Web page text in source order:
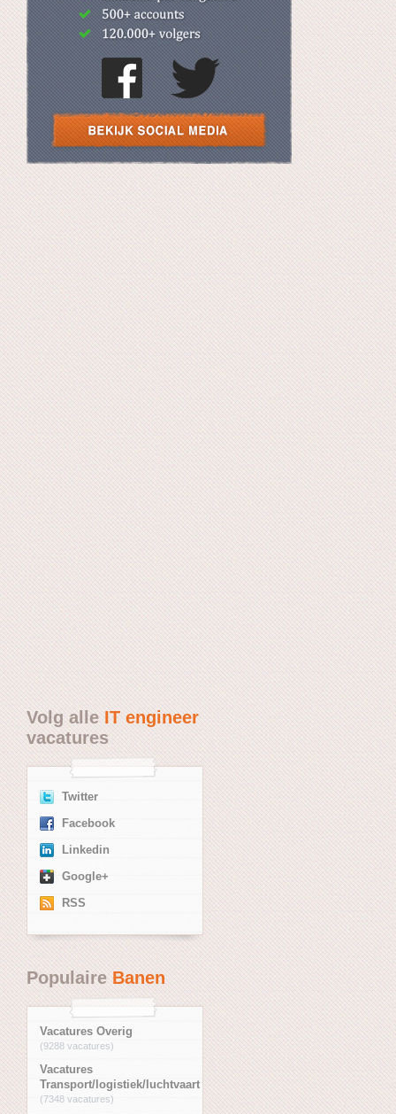
Volg alleIT engineer
vacatures
Twitter
Facebook
Linkedin
Google+
RSS
PopulaireBanen
Vacatures Overig
(9288 vacatures)
Vacatures
Transport/logistiek/luchtvaart
(7348 vacatures)